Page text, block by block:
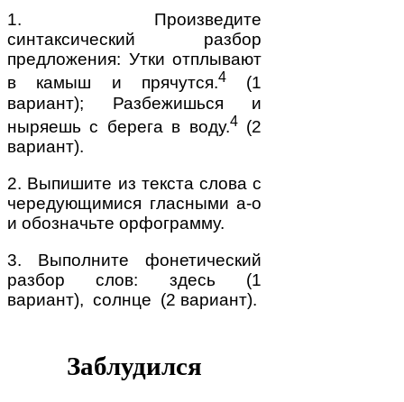
1. Произведите
синтаксический разбор
предложения: Утки отплывают
в камыш и прячутся.4
(1
вариант); Разбежишься и
ныряешь с берега в воду.4(2
вариант).
2. Выпишите из текста слова с
чередующимися гласными а-о
и обозначьте орфограмму.
3. Выполните фонетический
разбор слов: здесь (1
вариант), солнце (2 вариант).
Заблудился